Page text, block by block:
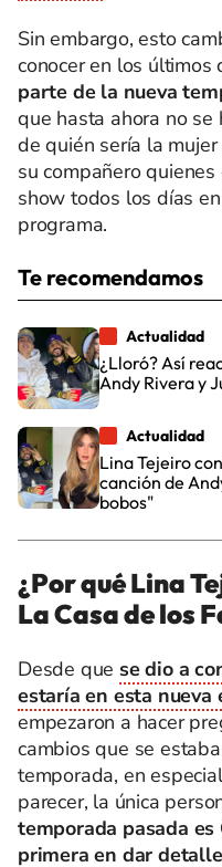
Sin embargo, esto
conocer en los últimos
parte de la nueva
que hasta ahora no se
de quién sería la
su compañero
show todos los días
programa.
Te recomendamos
Actualidad
¿Lloró? Así
Andy Rivera y
Actualidad
Lina Tejeiro
canción de
bobos"
¿Por qué Lina
La Casa de los
Desde que se dio a
estaría en esta nueva
empezaron a hacer
cambios que se
temporada, en
parecer, la única
temporada pasada
primera en dar